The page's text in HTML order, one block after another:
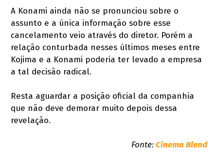
A Konami ainda não se pronunciou sobre o
assunto e a única informação sobre esse
cancelamento veio através do diretor. Porém a
relação conturbada nesses últimos meses entre
Kojima e a Konami poderia ter levado a empresa
a tal decisão radical.
Resta aguardar a posição oficial da companhia
que não deve demorar muito depois dessa
revelação.
Fonte:Cinema Blend